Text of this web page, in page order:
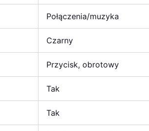
Połączenia/muzyka
Czarny
Przycisk, obrotowy
Tak
Tak